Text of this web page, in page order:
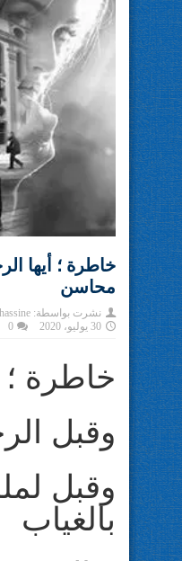
خاطرة ؛ أيها
محاسن
نشرت بواسطة:
30 يوليو، 2020
0
خاطرة ؛
وقبل
وقبل
بالغياب